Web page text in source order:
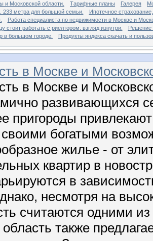
и Московской области.
Тарифные планы Галерея
233 метра для большой семьи.
Ипотечное
Работа специалиста по недвижимости в Москве и
стоит работать с риелтором: взгляд изнутри.
Решение
в большом городе.
Продукты яндекса скачать и
в Москве и
в Москве и
развивающихся
пригороды
своими богатыми
жилье - от
квартир в
в
несмотря на
считаются одними
область также